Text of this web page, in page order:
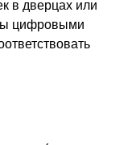
в дверцах или
цифровыми